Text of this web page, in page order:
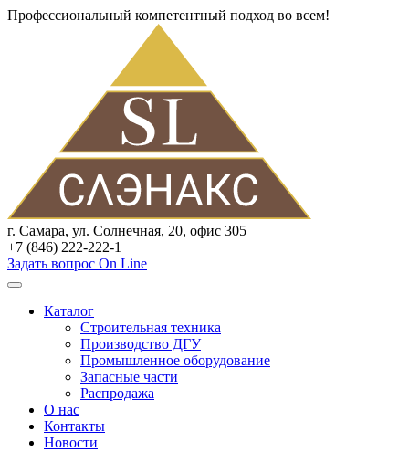
Профессиональный компетентный подход во всем!
г. Самара, ул. Солнечная, 20, офис 305
+7 (846) 222-222-1
Задать вопрос On Line
Каталог
Строительная техника
Производство ДГУ
Промышленное оборудование
Запасные части
Распродажа
О нас
Контакты
Новости